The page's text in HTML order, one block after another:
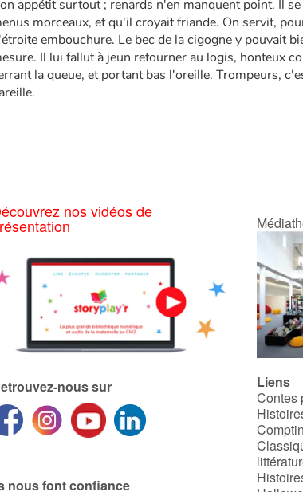
appétit surtout ; renards n'en manquent point. Il
morceaux, et qu'il croyait friande. On servit,
embouchure. Le bec de la cigogne y pouvait
Il lui fallut à jeun retourner au logis, honteux
la queue, et portant bas l'oreille. Trompeurs,
nos vidéos de
nous sur
nous font confiance
Liens
Contes